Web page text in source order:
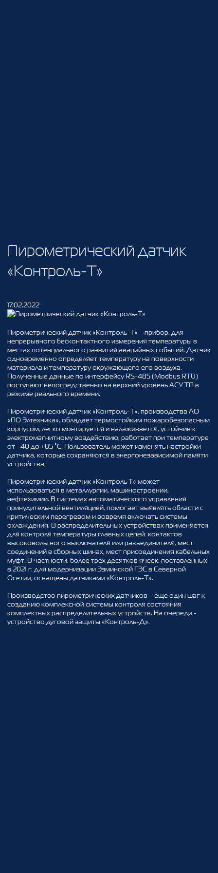
Пирометрический датчик
«Контроль-Т»
17.02.2022
Пирометрический датчик «Контроль-Т» – прибор, для
непрерывного бесконтактного измерения температуры в
местах потенциального развития аварийных событий. Датчик
одновременно определяет температуру на поверхности
материала и температуру окружающего его воздуха,
Полученные данные по интерфейсу RS-485 (Modbus RTU)
поступают непосредственно на верхний уровень АСУ ТП в
режиме реального времени.
Пирометрический датчик «Контроль-Т», производства АО
«ПО Элтехника», обладает термостойким пожаробезопасным
корпусом, легко монтируется и налаживается, устойчив к
электромагнитному воздействию, работает при температуре
от –40 до +85 °С. Пользователь может изменять настройки
датчика, которые сохраняются в энергонезависимой памяти
устройства.
Пирометрический датчик «Контроль Т» может
использоваться в металлургии, машиностроении,
нефтехимии. В системах автоматического управления
принудительной вентиляцией, помогает выявлять области с
критическим перегревом и вовремя включать системы
охлаждения. В распределительных устройствах применяется
для контроля температуры главных цепей: контактов
высоковольтного выключателя или разъединителя, мест
соединений в сборных шинах, мест присоединения кабельных
муфт. В частности, более трех десятков ячеек, поставленных
в 2021 г. для модернизации Эзминской ГЭС в Северной
Осетии, оснащены датчиками «Контроль-Т».
Производство пирометрических датчиков – еще один шаг к
созданию комплексной системы контроля состояния
комплектных распределительных устройств. На очереди -
устройство дуговой защиты «Контроль-Д».